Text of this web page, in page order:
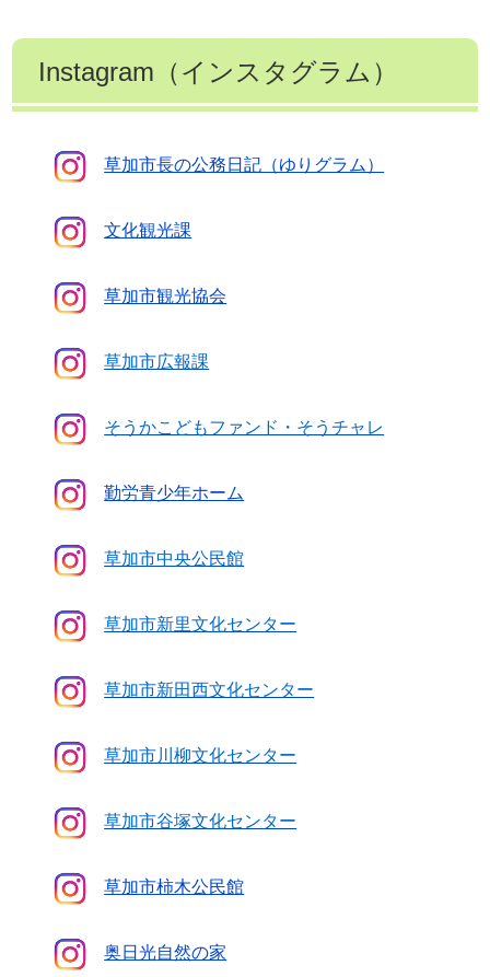
Instagram（インスタグラム）
草加市長の公務日記（ゆりグラム）
文化観光課
草加市観光協会
草加市広報課
そうかこどもファンド・そうチャレ
勤労青少年ホーム
草加市中央公民館
草加市新里文化センター
草加市新田西文化センター
草加市川柳文化センター
草加市谷塚文化センター
草加市柿木公民館
奥日光自然の家